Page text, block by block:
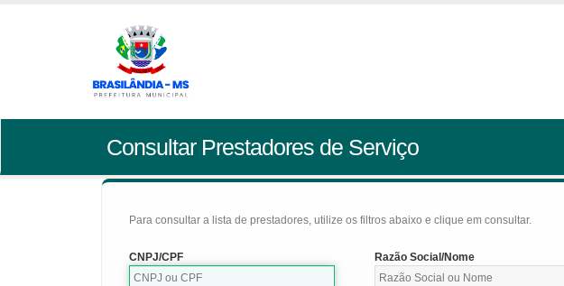
Consultar Prestadores de Serviço
Para consultar a lista de prestadores, utilize os filtros abaixo e clique em consultar.
CNPJ/CPF Razão Social/Nome